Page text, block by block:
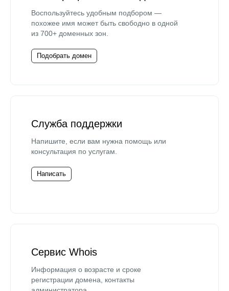
Воспользуйтесь удобным подбором —
похожее имя может быть свободно в одной
из 700+ доменных зон.
Подобрать домен
Служба поддержки
Напишите, если вам нужна помощь или
консультация по услугам.
Написать
Сервис Whois
Информация о возрасте и сроке
регистрации домена, контакты